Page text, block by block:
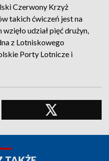
Czerwony Krzyż
takich ćwiczeń jest na
udział pięć drużyn,
z Lotniskowego
Porty Lotnicze i